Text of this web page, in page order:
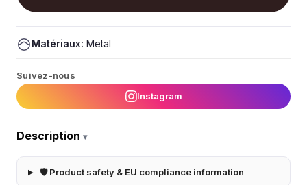
Matériaux: Metal
Suivez-nous
Instagram
Description ▾
🛡 Product safety & EU compliance information